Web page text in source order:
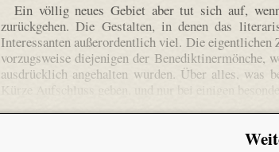
Ein völlig neues Gebiet aber tut sich auf,
zurückgehen. Die Gestalten, in denen das
Interessanten außerordentlich viel. Die eigentlichen
vorzugsweise diejenigen der Benediktinermönche,
ausdrücklich angehalten wurden. Über alles,
Kürze Aufschluss geben, und nur bei einigen